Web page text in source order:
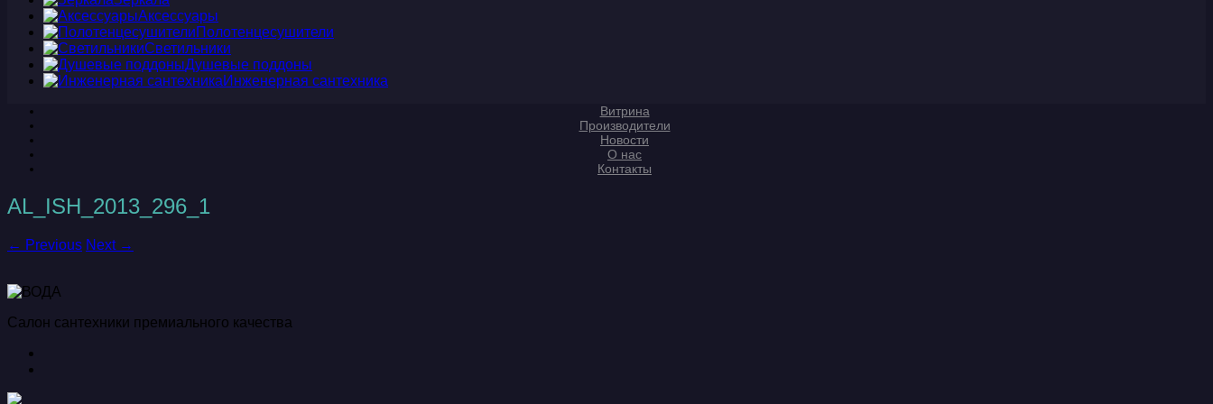
Аксессуары
Полотенцесушители
Светильники
Душевые поддоны
Инженерная сантехника
Витрина
Производители
Новости
О нас
Контакты
AL_ISH_2013_296_1
← Previous Next →
Салон сантехники премиального качества